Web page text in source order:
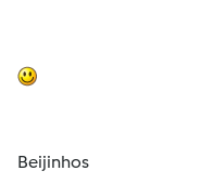
Beijinhos